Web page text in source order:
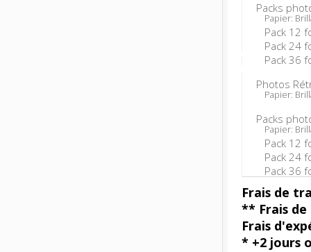
Packs
Papier:
Pack 12
Pack 24
Pack 36
Photos
Papier:
Packs
Papier:
Pack 12
Pack 24
Pack 36
Frais de
** Frais
Frais
* +2 jours